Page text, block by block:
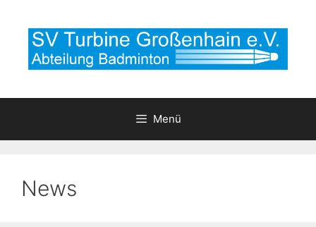
Inhalt
springen
Menü
News